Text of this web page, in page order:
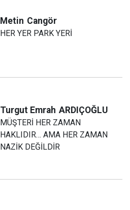
Metin Cangör
HER YER PARK YERİ
Turgut Emrah ARDIÇOĞLU
MÜŞTERİ HER ZAMAN
HAKLIDIR… AMA HER ZAMAN
NAZİK DEĞİLDİR